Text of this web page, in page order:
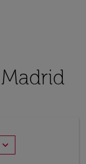
expand_more